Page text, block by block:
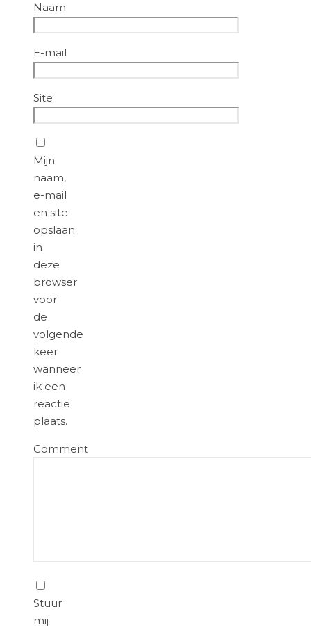
Naam
E-mail
Site
Mijn
naam,
e-mail
en site
opslaan
in
deze
browser
voor
de
volgende
keer
wanneer
ik een
reactie
plaats.
Comment
Stuur
mij